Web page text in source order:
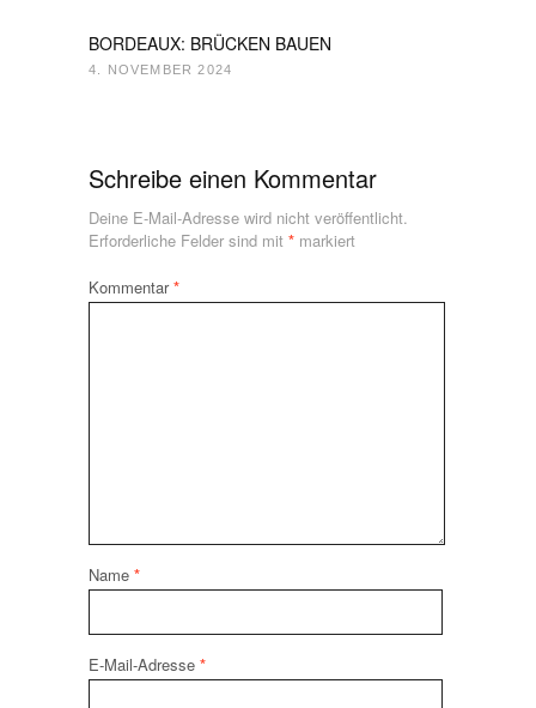
BORDEAUX: BRÜCKEN BAUEN
4. NOVEMBER 2024
Schreibe einen Kommentar
Deine E-Mail-Adresse wird nicht veröffentlicht.
Erforderliche Felder sind mit * markiert
Kommentar*
Name *
E-Mail-Adresse *